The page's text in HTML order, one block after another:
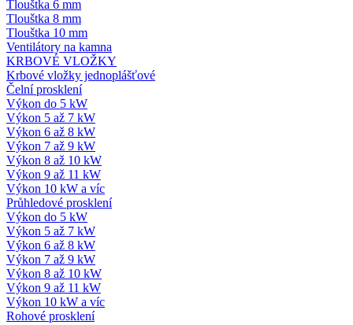
Tlouštka 6 mm
Tlouštka 8 mm
Tlouštka 10 mm
Ventilátory na kamna
KRBOVÉ VLOŽKY
Krbové vložky jednoplášťové
Čelní prosklení
Výkon do 5 kW
Výkon 5 až 7 kW
Výkon 6 až 8 kW
Výkon 7 až 9 kW
Výkon 8 až 10 kW
Výkon 9 až 11 kW
Výkon 10 kW a víc
Průhledové prosklení
Výkon do 5 kW
Výkon 5 až 7 kW
Výkon 6 až 8 kW
Výkon 7 až 9 kW
Výkon 8 až 10 kW
Výkon 9 až 11 kW
Výkon 10 kW a víc
Rohové prosklení